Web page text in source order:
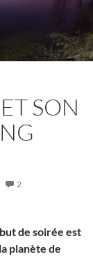
SON
2
de soirée est
planète de